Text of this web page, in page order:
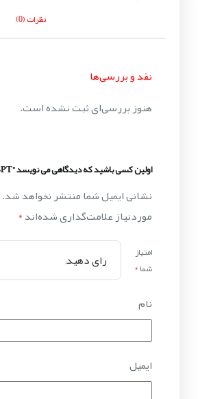
نظرات (0)
نقد و بررسی‌ها
هنوز بررسی‌ای ثبت نشده است.
اولین کسی باشید که دیدگاهی می نویسد “WAS-WASPT”
نشانی ایمیل شما منتشر نخواهد شد.
موردنیاز علامت‌گذاری شده‌اند*
امتیاز
شما*
نام
ایمیل